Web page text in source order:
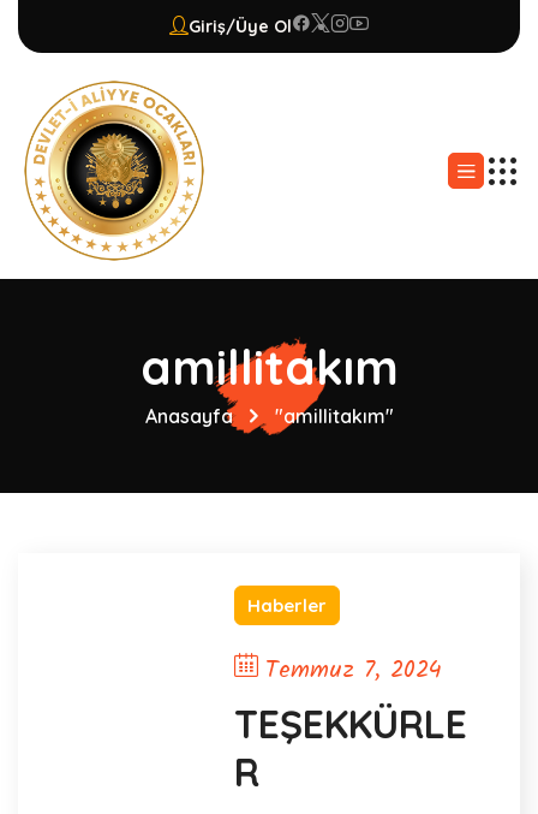
Giriş/Üye Ol
amillitakım
Anasayfa "amillitakım"
Haberler
Temmuz 7, 2024
TEŞEKKÜRLE
R